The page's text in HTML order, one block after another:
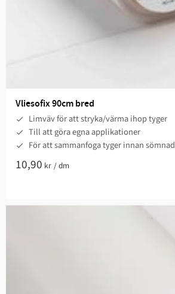
Vliesofix 90cm bred
Limväv för att stryka/värma ihop tyger
Till att göra egna applikationer
För att sammanfoga tyger innan sömnad
10,90 kr /dm